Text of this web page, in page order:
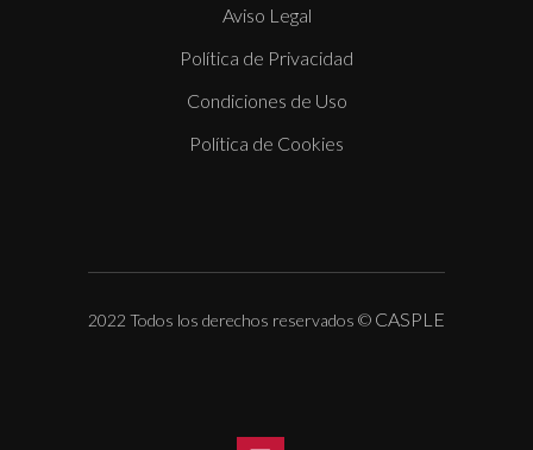
Aviso Legal
Política de Privacidad
Condiciones de Uso
Política de Cookies
2022 Todos los derechos reservados © CASPLE